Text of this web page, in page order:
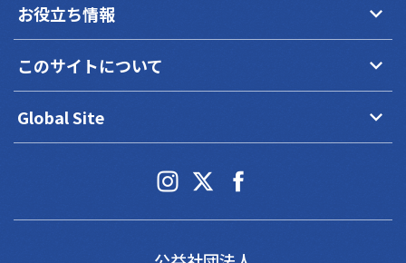
お役立ち情報 keyboard_arrow_down
このサイトについて keyboard_arrow_down
Global Site keyboard_arrow_down